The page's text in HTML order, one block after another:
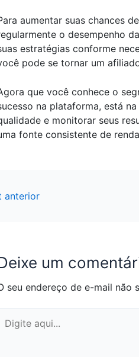
aumentar suas chances
o desempenho
estratégias conforme
pode se tornar um
que você conhece o
na plataforma, está
e monitorar seus
fonte consistente de
anterior
um
seu endereço de e-mail não
aqui...